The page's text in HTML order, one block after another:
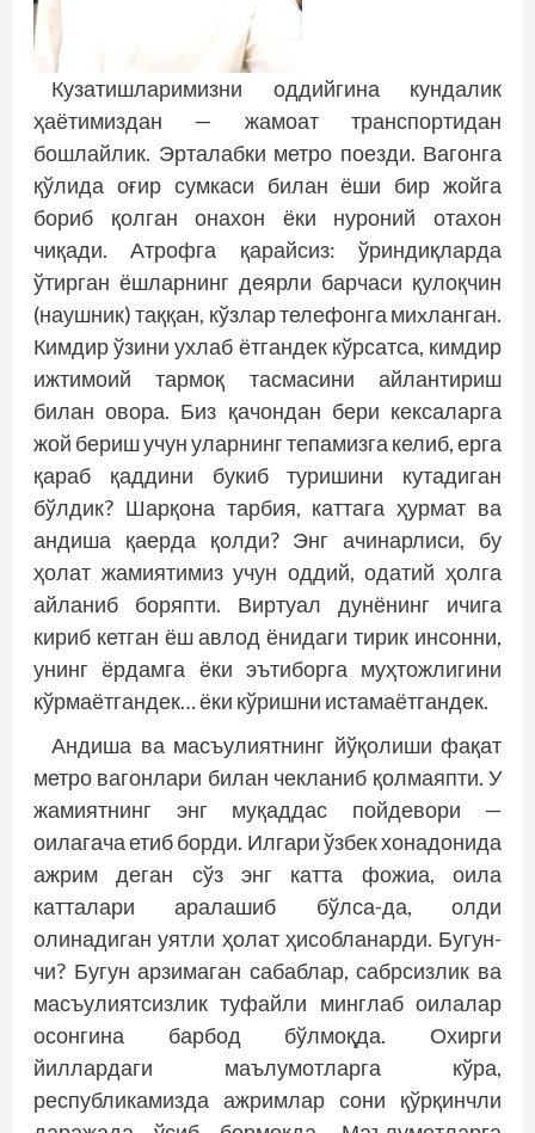
Кузатишларимизни оддийгина кундалик
ҳаётимиздан — жамоат транспортидан
бошлайлик. Эрталабки метро поезди. Вагонга
қўлида оғир сумкаси билан ёши бир жойга
бориб қолган онахон ёки нуроний отахон
чиқади. Атрофга қарайсиз: ўриндиқларда
ўтирган ёшларнинг деярли барчаси қулоқчин
(наушник) таққан, кўзлар телефонга миxланган.
Кимдир ўзини ухлаб ётгандек кўрсатса, кимдир
ижтимоий тармоқ тасмасини айлантириш
билан овора. Биз қачондан бери кексаларга
жой бериш учун уларнинг тепамизга келиб, ерга
қараб қаддини букиб туришини кутадиган
бўлдик? Шарқона тарбия, каттага ҳурмат ва
андиша қаерда қолди? Энг ачинарлиси, бу
ҳолат жамиятимиз учун оддий, одатий ҳолга
айланиб боряпти. Виртуал дунёнинг ичига
кириб кетган ёш авлод ёнидаги тирик инсонни,
унинг ёрдамга ёки эътиборга муҳтожлигини
кўрмаётгандек… ёки кўришни истамаётгандек.
Андиша ва масъулиятнинг йўқолиши фақат
метро вагонлари билан чекланиб қолмаяпти. У
жамиятнинг энг муқаддас пойдевори —
оилагача етиб борди. Илгари ўзбек хонадонида
ажрим деган сўз энг катта фожиа, оила
катталари аралашиб бўлса-да, олди
олинадиган уятли ҳолат ҳисобланарди. Бугун-
чи? Бугун арзимаган сабаблар, сабрсизлик ва
масъулиятсизлик туфайли минглаб оилалар
осонгина барбод бўлмоқда. Охирги
йиллардаги маълумотларга кўра,
республикамизда ажримлар сони қўрқинчли